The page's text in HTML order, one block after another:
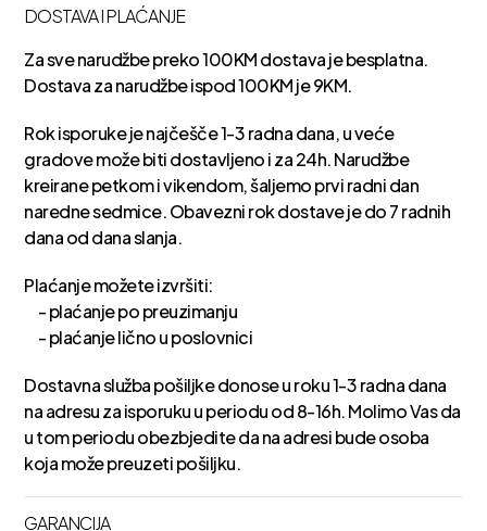
DOSTAVA I PLAĆANJE
Za sve narudžbe preko 100KM dostava je besplatna.
Dostava za narudžbe ispod 100KM je 9KM.
Rok isporuke je najčešče 1-3 radna dana, u veće
gradove može biti dostavljeno i za 24h. Narudžbe
kreirane petkom i vikendom, šaljemo prvi radni dan
naredne sedmice. Obavezni rok dostave je do 7 radnih
dana od dana slanja.
Plaćanje možete izvršiti:
- plaćanje po preuzimanju
- plaćanje lično u poslovnici
Dostavna služba pošiljke donose u roku 1-3 radna dana
na adresu za isporuku u periodu od 8-16h. Molimo Vas da
u tom periodu obezbjedite da na adresi bude osoba
koja može preuzeti pošiljku.
GARANCIJA